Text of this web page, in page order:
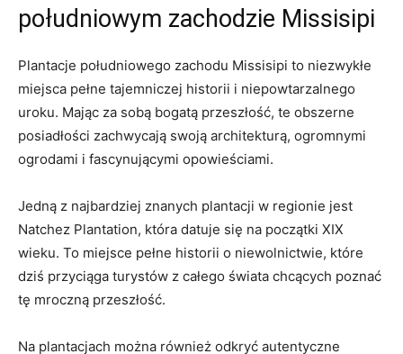
południowym zachodzie Missisipi
Plantacje południowego zachodu Missisipi to niezwykłe
miejsca pełne tajemniczej historii i niepowtarzalnego
uroku. Mając za sobą bogatą przeszłość, te obszerne
posiadłości zachwycają swoją architekturą, ogromnymi
ogrodami i fascynującymi opowieściami.
Jedną z najbardziej znanych plantacji w regionie jest
Natchez Plantation, która datuje się na początki XIX
wieku. To miejsce pełne historii o niewolnictwie, które
dziś przyciąga turystów z całego świata chcących poznać
tę mroczną przeszłość.
Na plantacjach można również odkryć autentyczne